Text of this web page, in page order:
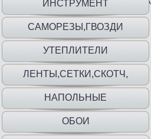
ИНСТРУМЕНТ
САМОРЕЗЫ,ГВОЗДИ
УТЕПЛИТЕЛИ
ЛЕНТЫ,СЕТКИ,СКОТЧ,
ПЛЕНКА,МЕШКИ
НАПОЛЬНЫЕ
ПОКРЫТИЯ,ПЛИНТУС,ПОРОГИ
ОБОИ